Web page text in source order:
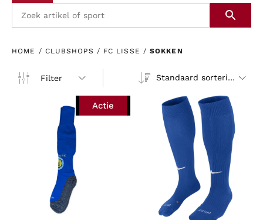
HOME / CLUBSHOPS / FC LISSE /SOKKEN
Filter Standaard sortering
Actie